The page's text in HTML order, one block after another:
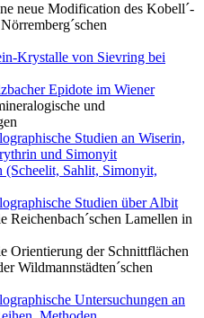
neue Modification des Kobell´-
Krystalle von Sievring bei
Epidote im Wiener
und
Studien an Wiserin,
und Simonyit
(Scheelit, Sahlit, Simonyit,
Studien über Albit
Reichenbach´schen Lamellen in
Orientierung der Schnittflächen
Wildmannstädten´schen
Untersuchungen an